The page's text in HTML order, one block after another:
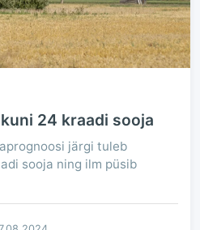
24 kraadi sooja
järgi tuleb
sooja ning ilm püsib